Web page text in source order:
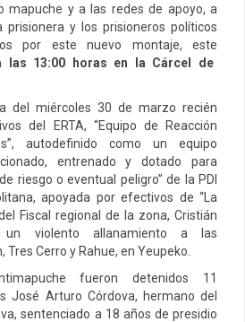
mapuche y a las redes de apoyo, a
y los prisioneros políticos
por este nuevo montaje, este
las 13:00 horas en la Cárcel de
del miércoles 30 de marzo recién
del ERTA, “Equipo de Reacción
autodefinido como un equipo
entrenado y dotado para
riesgo o eventual peligro” de la PDI
apoyada por efectivos de “La
Fiscal regional de la zona, Cristián
un violento allanamiento a las
Cerro y Rahue, en Yeupeko.
fueron detenidos 11
José Arturo Córdova, hermano del
sentenciado a 18 años de presidio